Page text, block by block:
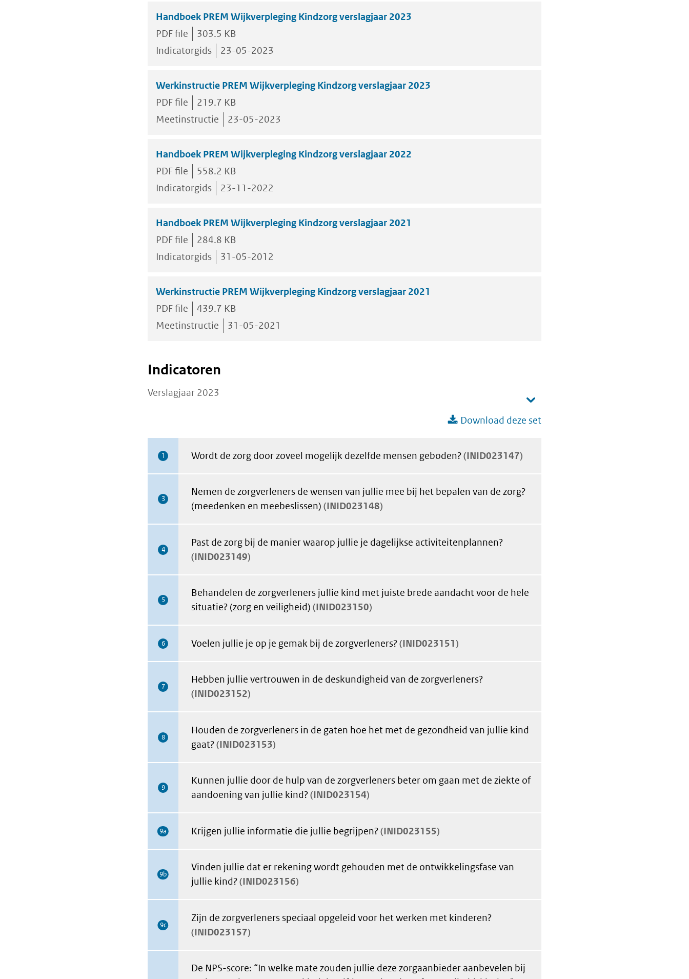
Handboek PREM Wijkverpleging Kindzorg verslagjaar 2023
PDF file
303.5 KB
Indicatorgids
23-05-2023
Werkinstructie PREM Wijkverpleging Kindzorg verslagjaar 2023
PDF file
219.7 KB
Meetinstructie
23-05-2023
Handboek PREM Wijkverpleging Kindzorg verslagjaar 2022
PDF file
558.2 KB
Indicatorgids
23-11-2022
Handboek PREM Wijkverpleging Kindzorg verslagjaar 2021
PDF file
284.8 KB
Indicatorgids
31-05-2012
Werkinstructie PREM Wijkverpleging Kindzorg verslagjaar 2021
PDF file
439.7 KB
Meetinstructie
31-05-2021
Indicatoren
Verslagjaar 2023
Download deze set
1 Wordt de zorg door zoveel mogelijk dezelfde mensen geboden? INID023147
3
Nemen de zorgverleners de wensen van jullie mee bij het bepalen van de zorg?
(meedenken en meebeslissen) INID023148
4
Past de zorg bij de manier waarop jullie je dagelijkse activiteitenplannen?
INID023149
5
Behandelen de zorgverleners jullie kind met juiste brede aandacht voor de hele
situatie? (zorg en veiligheid) INID023150
6 Voelen jullie je op je gemak bij de zorgverleners? INID023151
7
Hebben jullie vertrouwen in de deskundigheid van de zorgverleners?
INID023152
8
Houden de zorgverleners in de gaten hoe het met de gezondheid van jullie kind
gaat? INID023153
9
Kunnen jullie door de hulp van de zorgverleners beter om gaan met de ziekte of
aandoening van jullie kind? INID023154
9a Krijgen jullie informatie die jullie begrijpen? INID023155
9b
Vinden jullie dat er rekening wordt gehouden met de ontwikkelingsfase van
jullie kind? INID023156
9c
Zijn de zorgverleners speciaal opgeleid voor het werken met kinderen?
INID023157
De NPS-score: “In welke mate zouden jullie deze zorgaanbieder aanbevelen bij